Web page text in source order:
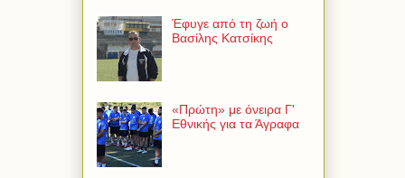
Έφυγε από τη ζωή ο
Βασίλης Κατσίκης
«Πρώτη» με όνειρα Γ'
Εθνικής για τα Άγραφα